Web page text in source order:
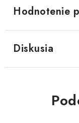
Hodnotenie
Diskusia